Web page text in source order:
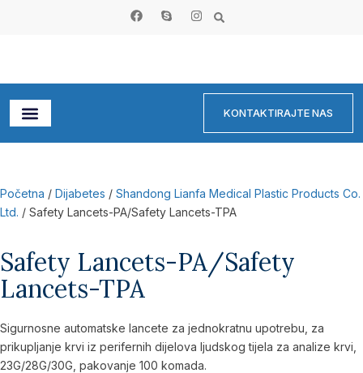
KONTAKTIRAJTE NAS
Početna / Dijabetes / Shandong Lianfa Medical Plastic Products Co.
Ltd. / Safety Lancets-PA/Safety Lancets-TPA
Safety Lancets-PA/Safety
Lancets-TPA
Sigurnosne automatske lancete za jednokratnu upotrebu, za
prikupljanje krvi iz perifernih dijelova ljudskog tijela za analize krvi,
23G/28G/30G, pakovanje 100 komada.